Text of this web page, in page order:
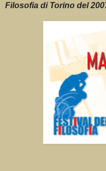
Filosofia di Torino del